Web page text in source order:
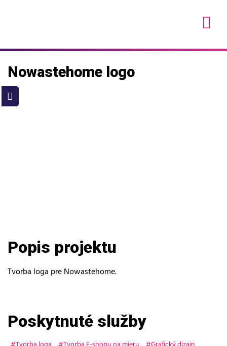
Nowastehome logo
Popis projektu
Tvorba loga pre Nowastehome.
Poskytnuté služby